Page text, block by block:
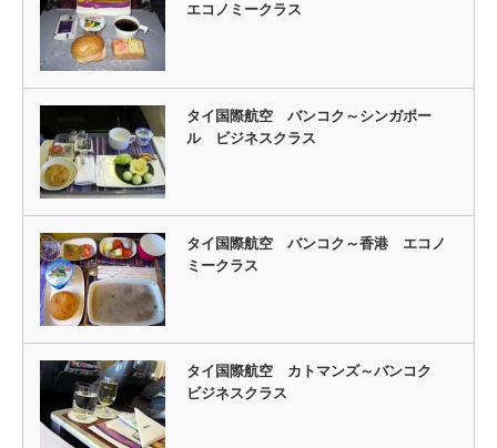
エコノミークラス
タイ国際航空 バンコク～シンガポー
ル ビジネスクラス
タイ国際航空 バンコク～香港 エコノ
ミークラス
タイ国際航空 カトマンズ～バンコク
ビジネスクラス